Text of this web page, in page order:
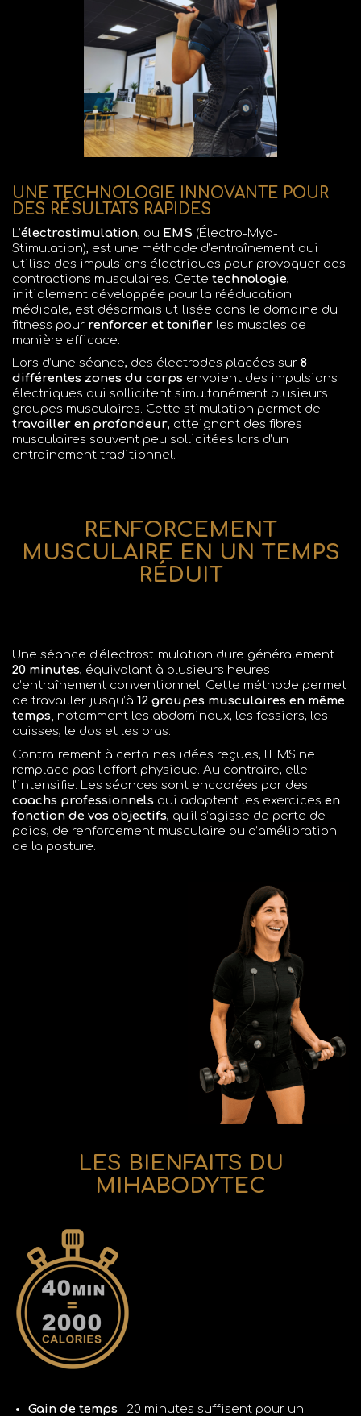
UNE TECHNOLOGIE INNOVANTE POUR
DES RÉSULTATS RAPIDES
L’électrostimulation, ou EMS (Électro-Myo-
Stimulation), est une méthode d’entraînement qui
utilise des impulsions électriques pour provoquer des
contractions musculaires. Cette technologie,
initialement développée pour la rééducation
médicale, est désormais utilisée dans le domaine du
fitness pour renforcer et tonifier les muscles de
manière efficace.
Lors d’une séance, des électrodes placées sur 8
différentes zones du corps envoient des impulsions
électriques qui sollicitent simultanément plusieurs
groupes musculaires. Cette stimulation permet de
travailler en profondeur, atteignant des fibres
musculaires souvent peu sollicitées lors d’un
entraînement traditionnel.
RENFORCEMENT
MUSCULAIRE EN UN TEMPS
RÉDUIT
Une séance d’électrostimulation dure généralement
20 minutes, équivalant à plusieurs heures
d’entraînement conventionnel. Cette méthode permet
de travailler jusqu’à 12 groupes musculaires en même
temps, notamment les abdominaux, les fessiers, les
cuisses, le dos et les bras.
Contrairement à certaines idées reçues, l’EMS ne
remplace pas l’effort physique. Au contraire, elle
l’intensifie. Les séances sont encadrées par des
coachs professionnels qui adaptent les exercices en
fonction de vos objectifs, qu’il s’agisse de perte de
poids, de renforcement musculaire ou d’amélioration
de la posture.
LES BIENFAITS DU
MIHABODYTEC
Gain de temps : 20 minutes suffisent pour un